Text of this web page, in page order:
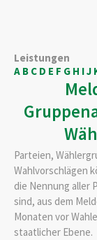
Leistungen
A B C D E F G H IJ
Parteien,
Wahlvorschlägen
die Nennung aller
sind, aus dem
Monaten vor
staatlicher Ebene.